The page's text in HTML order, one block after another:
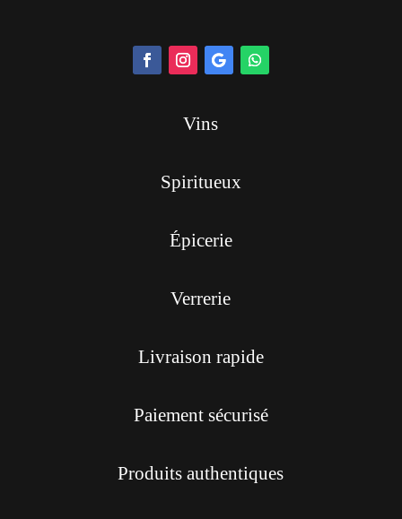
Vins
Spiritueux
Épicerie
Verrerie
Livraison rapide
Paiement sécurisé
Produits authentiques